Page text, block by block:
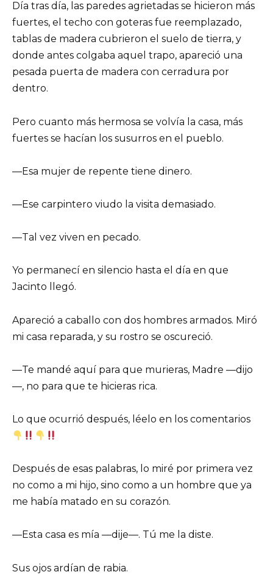
Día tras día, las paredes agrietadas se hicieron más
fuertes, el techo con goteras fue reemplazado,
tablas de madera cubrieron el suelo de tierra, y
donde antes colgaba aquel trapo, apareció una
pesada puerta de madera con cerradura por
dentro.
Pero cuanto más hermosa se volvía la casa, más
fuertes se hacían los susurros en el pueblo.
—Esa mujer de repente tiene dinero.
—Ese carpintero viudo la visita demasiado.
—Tal vez viven en pecado.
Yo permanecí en silencio hasta el día en que
Jacinto llegó.
Apareció a caballo con dos hombres armados. Miró
mi casa reparada, y su rostro se oscureció.
—Te mandé aquí para que murieras, Madre —dijo
—, no para que te hicieras rica.
Lo que ocurrió después, léelo en los comentarios
Después de esas palabras, lo miré por primera vez
no como a mi hijo, sino como a un hombre que ya
me había matado en su corazón.
—Esta casa es mía —dije—. Tú me la diste.
Sus ojos ardían de rabia.